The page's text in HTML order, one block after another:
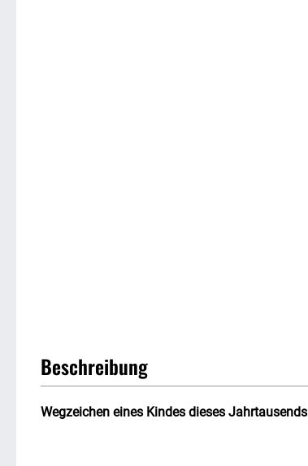
Beschreibung
Wegzeichen eines Kindes dieses Jahrtausends